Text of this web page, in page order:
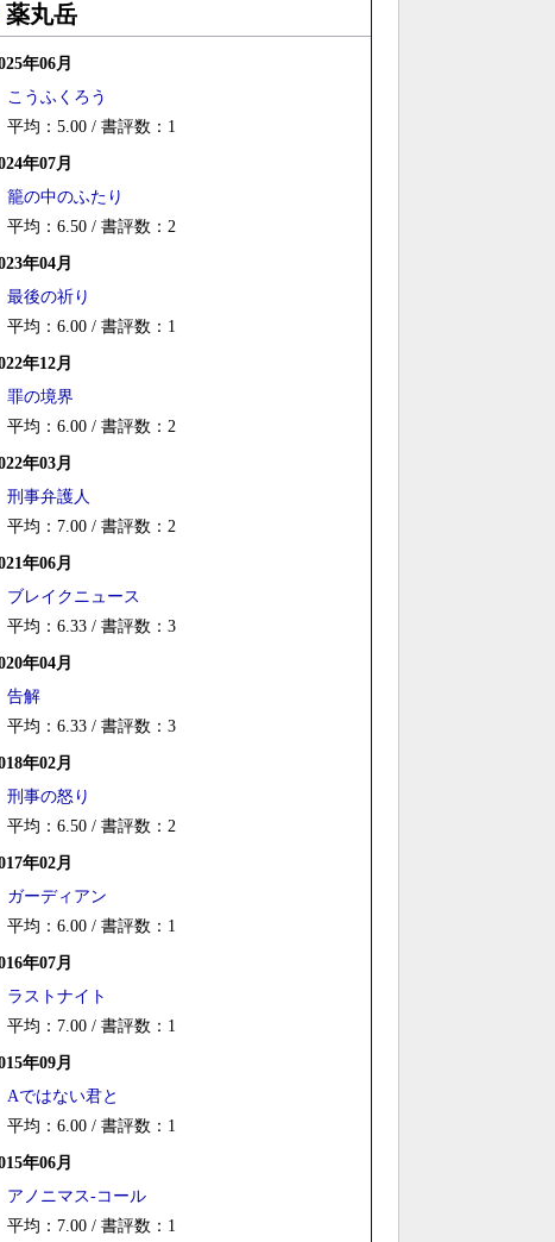
薬丸岳
年06月
こうふくろう
平均：5.00 / 書評数：1
年07月
籠の中のふたり
平均：6.50 / 書評数：2
年04月
最後の祈り
平均：6.00 / 書評数：1
年12月
罪の境界
平均：6.00 / 書評数：2
年03月
刑事弁護人
平均：7.00 / 書評数：2
年06月
ブレイクニュース
平均：6.33 / 書評数：3
年04月
告解
平均：6.33 / 書評数：3
年02月
刑事の怒り
平均：6.50 / 書評数：2
年02月
ガーディアン
平均：6.00 / 書評数：1
年07月
ラストナイト
平均：7.00 / 書評数：1
年09月
Aではない君と
平均：6.00 / 書評数：1
年06月
アノニマス-コール
平均：7.00 / 書評数：1